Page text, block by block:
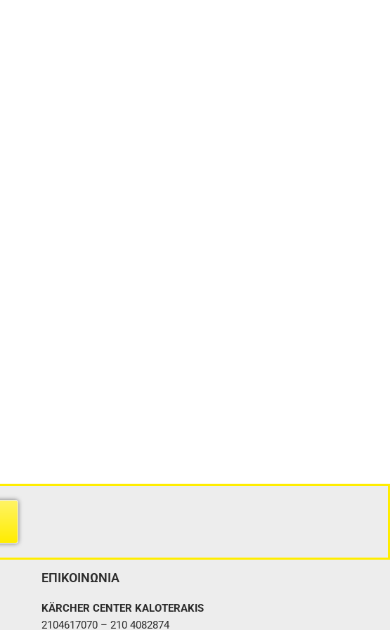
ΕΠΙΚΟΙΝΩΝΙΑ
KÄRCHER CENTER KALOTERAKIS
2104617070 – 210 4082874